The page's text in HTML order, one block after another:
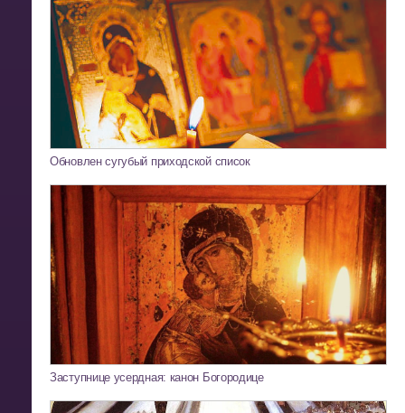
Обновлен сугубый приходской список
Заступнице усердная: канон Богородице